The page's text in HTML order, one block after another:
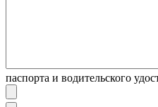
паспорта и водительского